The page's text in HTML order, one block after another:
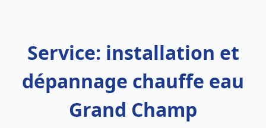
Service: installation et
dépannage chauffe eau
Grand Champ